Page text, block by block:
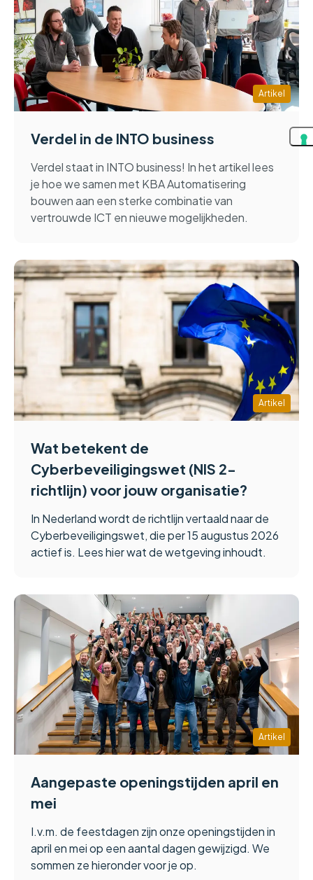
Artikel
Verdel in de INTO business
Verdel staat in INTO business! In het artikel lees
je hoe we samen met KBA Automatisering
bouwen aan een sterke combinatie van
vertrouwde ICT en nieuwe mogelijkheden.
Artikel
Wat betekent de
Cyberbeveiligingswet (NIS 2-
richtlijn) voor jouw organisatie?
In Nederland wordt de richtlijn vertaald naar de
Cyberbeveiligingswet, die per 15 augustus 2026
actief is. Lees hier wat de wetgeving inhoudt.
Artikel
Aangepaste openingstijden april en
mei
I.v.m. de feestdagen zijn onze openingstijden in
april en mei op een aantal dagen gewijzigd. We
sommen ze hieronder voor je op.